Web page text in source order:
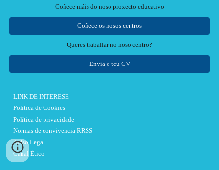
Coñece máis do noso proxecto educativo
Coñece os nosos centros
Queres traballar no noso centro?
Envía o teu CV
LINK DE INTERESE
Política de Cookies
Política de privacidade
Normas de convivencia RRSS
Aviso Legal
Canal Ético